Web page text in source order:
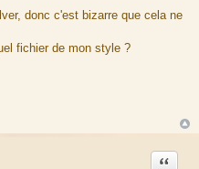
donc c'est bizarre que cela ne
fichier de mon style ?
Citation